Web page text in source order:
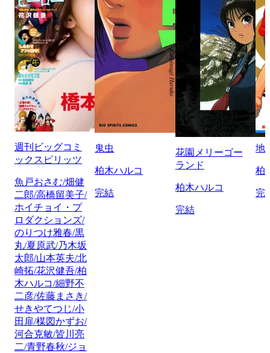
週刊ビッグコミ
ックスピリッツ
魚戸おさむ/畑健
二郎/高橋留美子/
ホイチョイ・プ
ロダクションズ/
のりつけ雅春/黒
丸/夏原武/乃木坂
太郎/山本英夫/北
崎拓/花沢健吾/柏
木ハルコ/細野不
二彦/佐藤まさき/
せきやてつじ/小
田扉/楳図かずお/
河合克敏/皆川亮
二/青野春秋/ジョ
鬼虫
柏木ハルコ
完結
花園メリーゴー
ランド
柏木ハルコ
完結
地
柏
完